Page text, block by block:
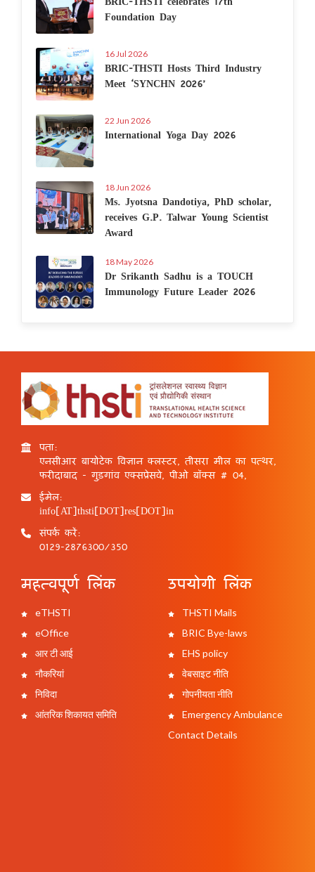
Foundation Day
16 Jul 2026
BRIC-THSTI Hosts Third Industry
Meet ‘SYNCHN 2026’
22 Jun 2026
International Yoga Day 2026
18 Jun 2026
Ms. Jyotsna Dandotiya, PhD scholar,
receives G.P. Talwar Young Scientist
Award
18 May 2026
Dr Srikanth Sadhu is a TOUCH
Immunology Future Leader 2026
पता:
एनसीआर बायोटेक विज्ञान क्लस्टर, तीसरा मील का पत्थर,
फरीदाबाद - गुड़गांव एक्सप्रेसवे, पीओ बॉक्स # 04,
ईमेल:
info[AT]thsti[DOT]res[DOT]in
संपर्क करें:
0129-2876300/350
महत्वपूर्ण लिंक
eTHSTI
eOffice
आर टी आई
नौकरियां
निविदा
आंतरिक शिकायत समिति
उपयोगी लिंक
THSTI Mails
BRIC Bye-laws
EHS policy
वेबसाइट नीति
गोपनीयता नीति
Emergency Ambulance
Contact Details